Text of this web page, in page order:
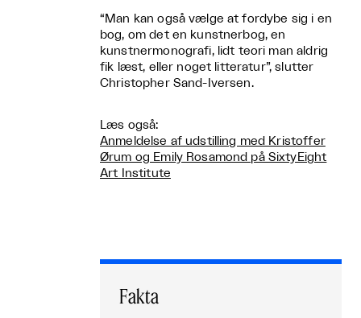
“Man kan også vælge at fordybe sig i en
bog, om det en kunstnerbog, en
kunstnermonografi, lidt teori man aldrig
fik læst, eller noget litteratur”, slutter
Christopher Sand-Iversen.
Læs også:
Anmeldelse af udstilling med Kristoffer
Ørum og Emily Rosamond på SixtyEight
Art Institute
Fakta